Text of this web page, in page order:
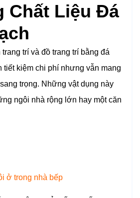
Chất Liệu Đá
trí và đồ trang trí bằng đá
tiết kiệm chi phí nhưng vẫn mang
trọng. Những vật dụng này
ngôi nhà rộng lớn hay một căn
ở trong nhà bếp